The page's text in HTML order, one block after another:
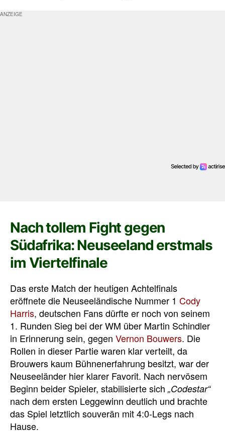
Nach tollem Fight gegen
Südafrika: Neuseeland erstmals
im Viertelfinale
Das erste Match der heutigen Achtelfinals
eröffnete die Neuseeländische Nummer 1 Cody
Harris, deutschen Fans dürfte er noch von seinem
1. Runden Sieg bei der WM über Martin Schindler
in Erinnerung sein, gegen Vernon Bouwers. Die
Rollen in dieser Partie waren klar verteilt, da
Brouwers kaum Bühnenerfahrung besitzt, war der
Neuseeländer hier klarer Favorit. Nach nervösem
Beginn beider Spieler, stabilisierte sich „Codestar“
nach dem ersten Leggewinn deutlich und brachte
das Spiel letztlich souverän mit 4:0-Legs nach
Hause.